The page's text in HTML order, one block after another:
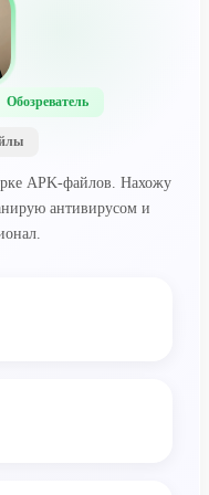
Обозреватель
APK-файлов. Нахожу
антивирусом и